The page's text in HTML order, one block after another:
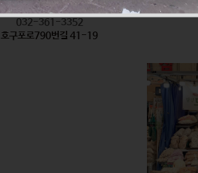
식품
032-361-3352
호구포로790번길 41-19